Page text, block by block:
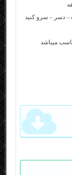
– دسر – سرو کنید